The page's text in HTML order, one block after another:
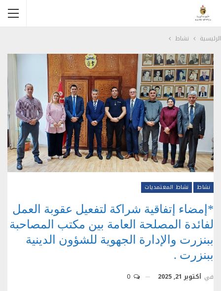
الرئيسية نشاط
نشاط نشاط المعتمديات
*إمضاء إتفاقية شراكة لتفعيل عقوبة العمل
لفائدة المصلحة العامة بين مكتب المصاحبة
ببنزرت والإدارة الجهوية للشؤون الدينية
ببنزرت .
في أكتوبر 21, 2025